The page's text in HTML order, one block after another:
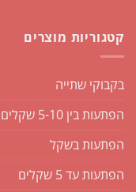
קטגוריות מוצרים
בקבוקי שתייה
הפתעות בין 5-10 שקלים
הפתעות בשקל
הפתעות עד 5 שקלים